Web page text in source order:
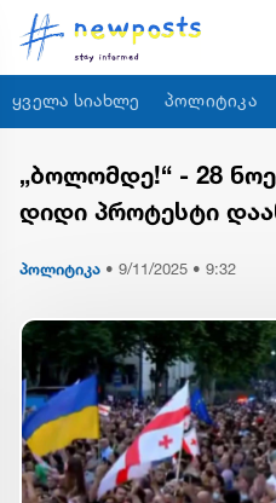
ყველა სიახლე პოლიტიკა
„ბოლომდე!“ - 28
დიდი პროტესტი
პოლიტიკა • 9/11/2025 • 9:32